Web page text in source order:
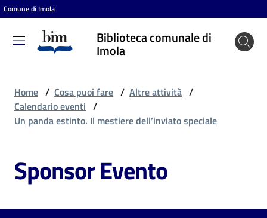
Vai al contenuto
Vai alla navigazione
Vai al footer
Comune di Imola
Biblioteca comunale di
Imola
Biblioteca
comunale
Cosa
fare
Home / Cosa puoi fare / Altre attività /
Calendario eventi /
Un panda estinto. Il mestiere dell’inviato speciale
Sponsor Evento